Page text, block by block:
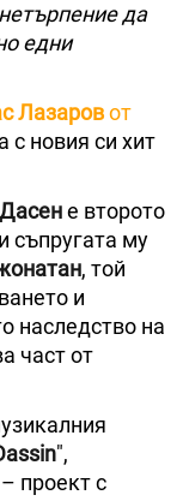
да
едни
Лазаровот
с новия си хит
е второто
и съпругата му
, той
и
наследство на
част от
",
проект с